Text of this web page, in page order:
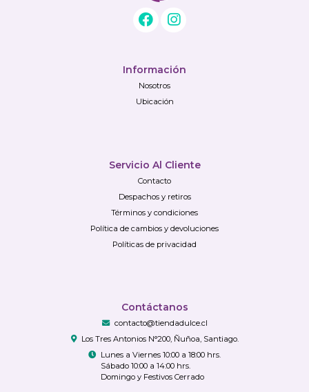
Información
Nosotros
Ubicación
Servicio Al Cliente
Contacto
Despachos y retiros
Términos y condiciones
Política de cambios y devoluciones
Políticas de privacidad
Contáctanos
contacto@tiendadulce.cl
Los Tres Antonios N°200, Ñuñoa, Santiago.
Lunes a Viernes 10:00 a 18:00 hrs.
Sábado 10:00 a 14:00 hrs.
Domingo y Festivos Cerrado